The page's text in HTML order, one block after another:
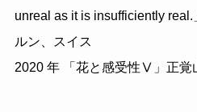
unreal as it is insufficiently
ルン、スイス
2020 年 「花と感受性Ⅴ」正覚